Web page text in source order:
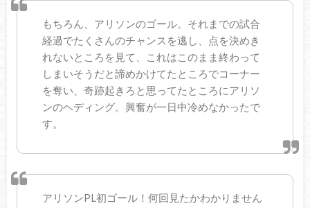
もちろん、アリソンのゴール。それまでの試合
経過でたくさんのチャンスを逃し、点を決めき
れないところを見て、これはこのまま終わって
しまいそうだと諦めかけてたところでコーナー
を奪い、奇跡起きろと思ってたところにアリソ
ンのヘディング。興奮が一日中冷めなかったで
す。
アリソンPL初ゴール！何回見たかわかりません